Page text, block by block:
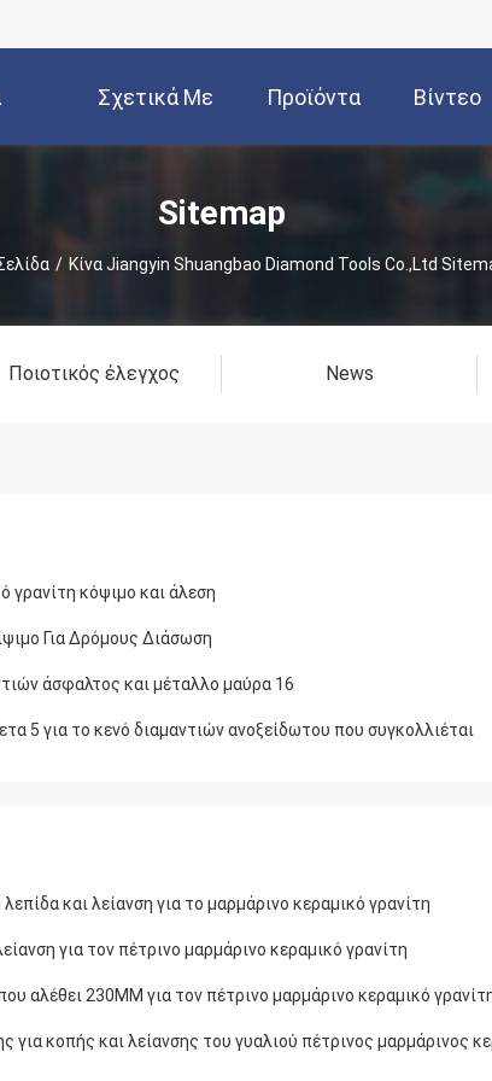
Σχετικά Με
Εμάς
Προϊόντα Βίντεο
Sitemap
/ Κίνα Jiangyin Shuangbao Diamond Tools Co.,Ltd
Ποιοτικός έλεγχος News
γρανίτη κόψιμο και άλεση
Για Δρόμους Διάσωση
άσφαλτος και μέταλλο μαύρα 16
5 για το κενό διαμαντιών ανοξείδωτου που συγκολλιέται
και λείανση για το μαρμάρινο κεραμικό γρανίτη
για τον πέτρινο μαρμάρινο κεραμικό γρανίτη
αλέθει 230MM για τον πέτρινο μαρμάρινο κεραμικό
για κοπής και λείανσης του γυαλιού πέτρινος μαρμάρινος